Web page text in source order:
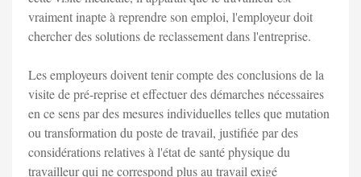
vraiment inapte à reprendre son emploi, l'employeur doit
chercher des solutions de reclassement dans l'entreprise.
Les employeurs doivent tenir compte des conclusions de la
visite de pré-reprise et effectuer des démarches nécessaires
en ce sens par des mesures individuelles telles que mutation
ou transformation du poste de travail, justifiée par des
considérations relatives à l'état de santé physique du
travailleur qui ne correspond plus au travail exigé